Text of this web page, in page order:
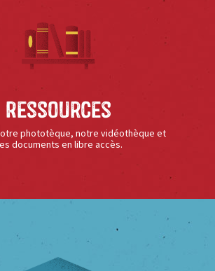
Ressources
phototèque, notre vidéothèque et
documents en libre accès.